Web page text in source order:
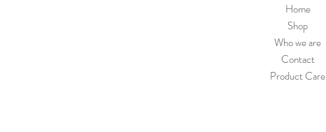
Home
Shop
Who we are
Contact
Product Care